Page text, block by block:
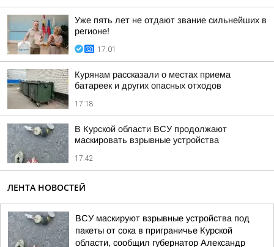
Уже пять лет не отдают звание сильнейших в
регионе!
17:01
Курянам рассказали о местах приема
батареек и других опасных отходов
17:18
В Курской области ВСУ продолжают
маскировать взрывные устройства
17:42
ЛЕНТА НОВОСТЕЙ
ВСУ маскируют взрывные устройства под
пакеты от сока в приграничье Курской
области, сообщил губернатор Александр